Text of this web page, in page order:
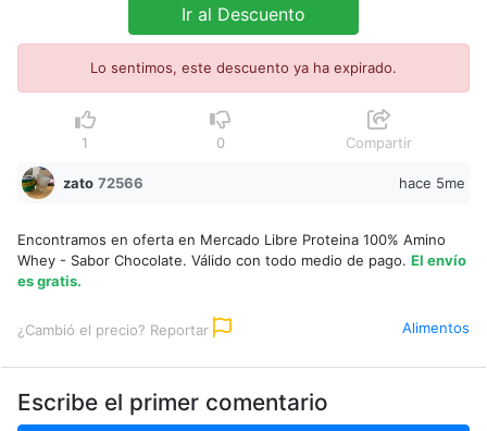
Ir al Descuento
Lo sentimos, este descuento ya ha expirado.
1 0 Compartir
zato 72566 hace 5me
Encontramos en oferta en Mercado Libre Proteina 100% Amino
Whey - Sabor Chocolate. Válido con todo medio de pago. El envío
es gratis.
¿Cambió el precio? Reportar Alimentos
Escribe el primer comentario